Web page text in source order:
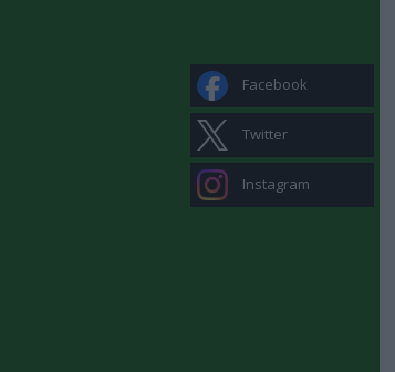
Facebook
Twitter
Instagram